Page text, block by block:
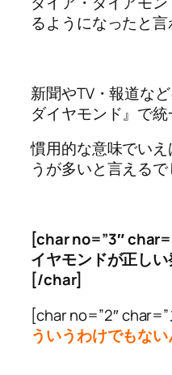
るようになったと言
新聞やTV・報道な
ダイヤモンド』で
慣用的な意味でい
うが多いと言えるで
[char no=”3″
イヤモンドが正し
[/char]
[char no=”2″
ういうわけでもない